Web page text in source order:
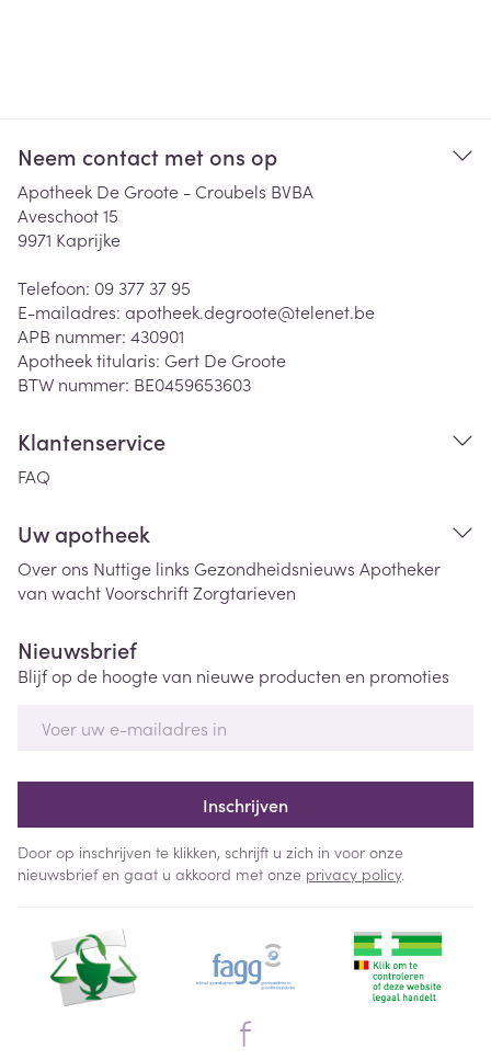
Neem contact met ons op
Apotheek De Groote - Croubels BVBA
Aveschoot 15
9971 Kaprijke
Telefoon: 09 377 37 95
E-mailadres: apotheek.degroote@telenet.be
APB nummer: 430901
Apotheek titularis: Gert De Groote
BTW nummer: BE0459653603
Klantenservice
FAQ
Uw apotheek
Over ons Nuttige links Gezondheidsnieuws Apotheker
van wachtVoorschriftZorgtarieven
Nieuwsbrief
Blijf op de hoogte van nieuwe producten en promoties
Inschrijven
Door op inschrijven te klikken, schrijft u zich in voor onze
nieuwsbrief en gaat u akkoord met onze privacy policy.